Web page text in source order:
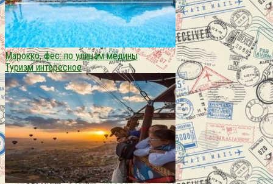
Марокко, фес: по улицам медины
Туризм интересное